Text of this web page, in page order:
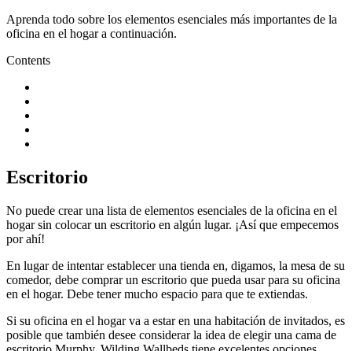
Aprenda todo sobre los elementos esenciales más importantes de la
oficina en el hogar a continuación.
Contents
Escritorio
No puede crear una lista de elementos esenciales de la oficina en el
hogar sin colocar un escritorio en algún lugar. ¡Así que empecemos
por ahí!
En lugar de intentar establecer una tienda en, digamos, la mesa de su
comedor, debe comprar un escritorio que pueda usar para su oficina
en el hogar. Debe tener mucho espacio para que te extiendas.
Si su oficina en el hogar va a estar en una habitación de invitados, es
posible que también desee considerar la idea de elegir una cama de